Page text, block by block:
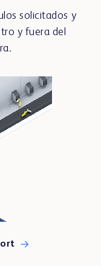
solicitados y
y fuera del